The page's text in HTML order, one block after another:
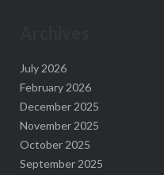
July 2026
February 2026
December 2025
November 2025
October 2025
September 2025